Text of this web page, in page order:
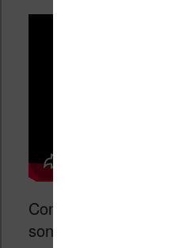
Comme vous le
sont simples.